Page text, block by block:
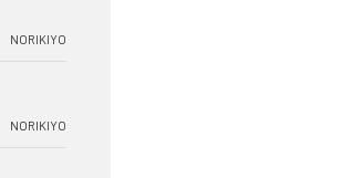
NORIKIYO
NORIKIYO